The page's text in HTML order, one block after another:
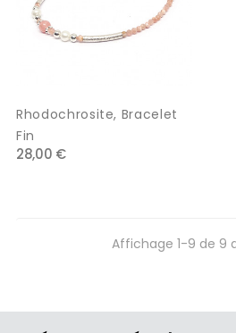
Rhodochrosite, Bracelet
Fin
28,00 €
Affichage 1-9 de 9